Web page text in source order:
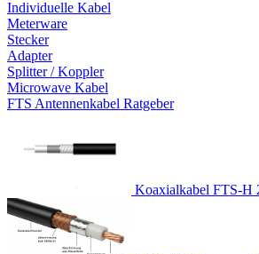
Individuelle Kabel
Meterware
Stecker
Adapter
Splitter / Koppler
Microwave Kabel
FTS Antennenkabel Ratgeber
Koaxialkabel FTS-H